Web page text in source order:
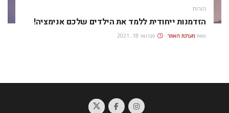
הורות
הזדמנות ייחודית ללמד את הילדים שלכם אנימציה!
מאת מערכת האתר פברואר 18, 2021